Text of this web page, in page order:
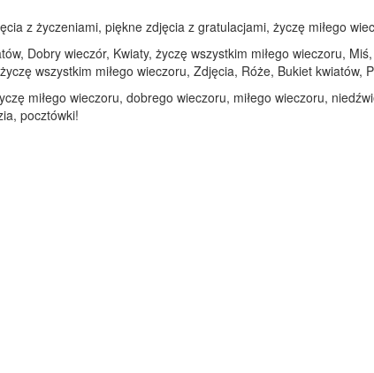
z życzeniami, piękne zdjęcia z gratulacjami, życzę miłego
Dobry wieczór, Kwiaty, życzę wszystkim miłego wieczoru,
wszystkim miłego wieczoru, Zdjęcia, Róże, Bukiet kwiatów,
miłego wieczoru, dobrego wieczoru, miłego wieczoru,
pocztówki!